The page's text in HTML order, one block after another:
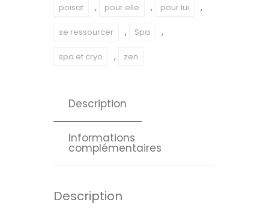
poisat , pour elle , pour lui ,
se ressourcer , Spa ,
spa et cryo , zen
Description
Informations
complémentaires
Description